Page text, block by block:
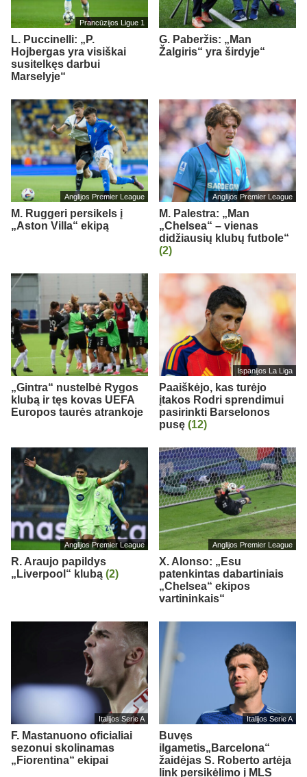
Prancūzijos Ligue 1
L. Puccinelli: „P.
Hojbergas yra visiškai
susitelkęs darbui
Marselyje“
G. Paberžis: „Man
Žalgiris“ yra širdyje“
Anglijos Premier League
M. Ruggeri persikels į
„Aston Villa“ ekipą
Anglijos Premier League
M. Palestra: „Man
„Chelsea“ – vienas
didžiausių klubų futbole“
(2)
„Gintra“ nustelbė Rygos
klubą ir tęs kovas UEFA
Europos taurės atrankoje
Ispanijos La Liga
Paaiškėjo, kas turėjo
įtakos Rodri sprendimui
pasirinkti Barselonos
pusę (12)
Anglijos Premier League
R. Araujo papildys
„Liverpool“ klubą (2)
Anglijos Premier League
X. Alonso: „Esu
patenkintas dabartiniais
„Chelsea“ ekipos
vartininkais“
Italijos Serie A
F. Mastanuono oficialiai
sezonui skolinamas
„Fiorentina“ ekipai
Italijos Serie A
Buvęs
ilgametis„Barcelona“
žaidėjas S. Roberto artėja
link persikėlimo į MLS